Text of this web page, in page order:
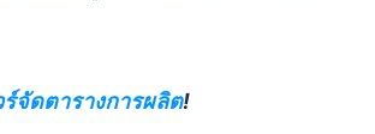
จัดตารางการผลิต!